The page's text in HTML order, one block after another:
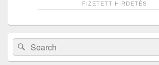
Search
for:
Search